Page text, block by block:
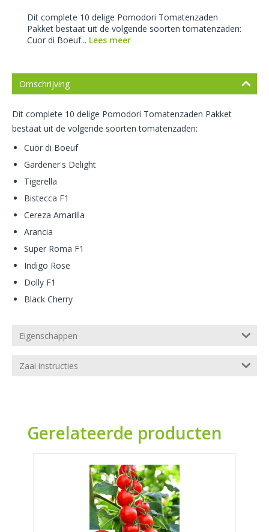
Dit complete 10 delige Pomodori Tomatenzaden
Pakket bestaat uit de volgende soorten tomatenzaden:
Cuor di Boeuf... Lees meer
Omschrijving
Dit complete 10 delige Pomodori Tomatenzaden Pakket
bestaat uit de volgende soorten tomatenzaden:
Cuor di Boeuf
Gardener's Delight
Tigerella
Bistecca F1
Cereza Amarilla
Arancia
Super Roma F1
Indigo Rose
Dolly F1
Black Cherry
Eigenschappen
Zaai instructies
Gerelateerde producten